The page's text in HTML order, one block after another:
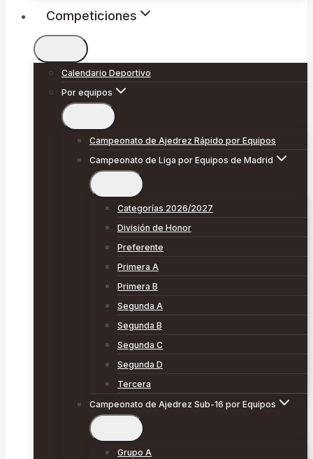
Competiciones
Calendario Deportivo
Por equipos
Campeonato de Ajedrez Rápido por Equipos
Campeonato de Liga por Equipos de Madrid
Categorías 2026/2027
División de Honor
Preferente
Primera A
Primera B
Segunda A
Segunda B
Segunda C
Segunda D
Tercera
Campeonato de Ajedrez Sub-16 por Equipos
Grupo A